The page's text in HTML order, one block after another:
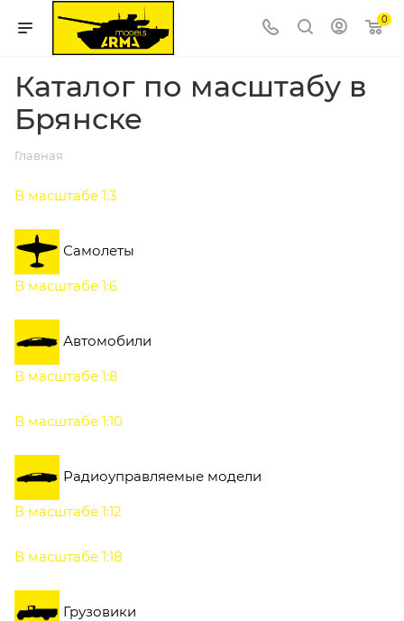
0
Каталог по масштабу в
Брянске
Главная
В масштабе 1:3
Самолеты
В масштабе 1:6
Автомобили
В масштабе 1:8
В масштабе 1:10
Радиоуправляемые модели
В масштабе 1:12
В масштабе 1:18
Грузовики